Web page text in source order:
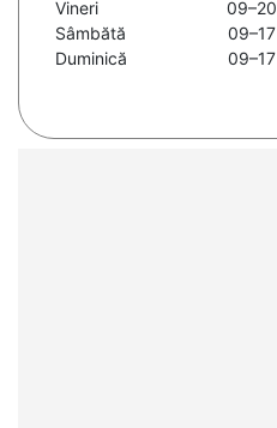
Vineri
09–20
Sâmbătă
09–17
Duminică
09–17